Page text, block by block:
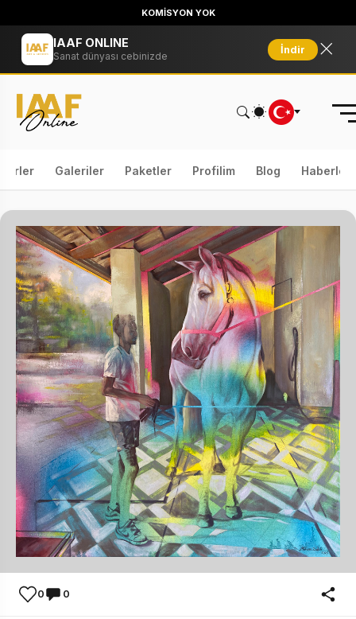
KOMİSYON YOK
IAAF ONLINE
Sanat dünyası cebinizde
İndir
Galeriler Paketler Profilim Blog Haberler
0 0